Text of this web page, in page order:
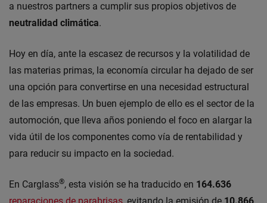
a nuestros partners a cumplir sus propios objetivos de
neutralidad climática.
Hoy en día, ante la escasez de recursos y la volatilidad de
las materias primas, la economía circular ha dejado de ser
una opción para convertirse en una necesidad estructural
de las empresas. Un buen ejemplo de ello es el sector de la
automoción, que lleva años poniendo el foco en alargar la
vida útil de los componentes como vía de rentabilidad y
para reducir su impacto en la sociedad.
En Carglass®, esta visión se ha traducido en 164.636